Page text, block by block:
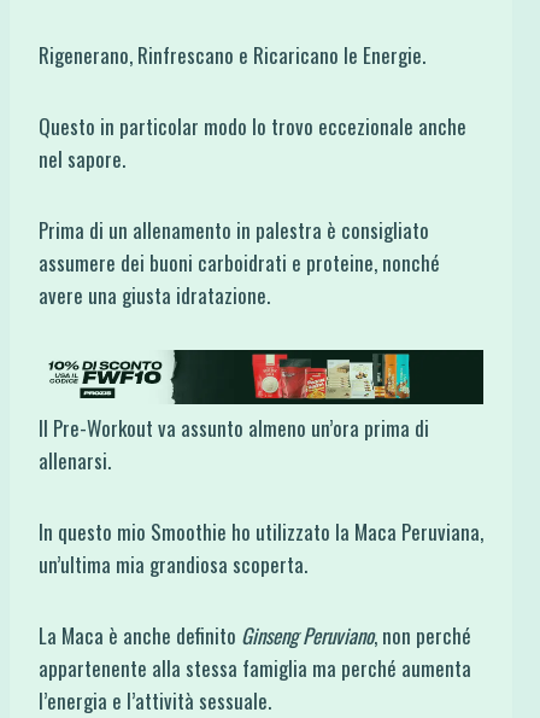
Rigenerano, Rinfrescano e Ricaricano le Energie.
Questo in particolar modo lo trovo eccezionale anche
nel sapore.
Prima di un allenamento in palestra è consigliato
assumere dei buoni carboidrati e proteine, nonché
avere una giusta idratazione.
Il Pre-Workout va assunto almeno un’ora prima di
allenarsi.
In questo mio Smoothie ho utilizzato la Maca Peruviana,
un’ultima mia grandiosa scoperta.
La Maca è anche definito Ginseng Peruviano, non perché
appartenente alla stessa famiglia ma perché aumenta
l’energia e l’attività sessuale.